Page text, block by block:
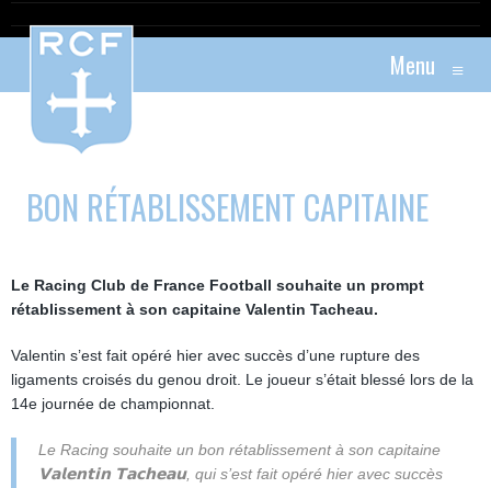
Menu ≡
BON RÉTABLISSEMENT CAPITAINE
Le Racing Club de France Football souhaite un prompt
rétablissement à son capitaine Valentin Tacheau.
Valentin s’est fait opéré hier avec succès d’une rupture des
ligaments croisés du genou droit. Le joueur s’était blessé lors de la
14e journée de championnat.
Le Racing souhaite un bon rétablissement à son capitaine
𝗩𝗮𝗹𝗲𝗻𝘁𝗶𝗻 𝗧𝗮𝗰𝗵𝗲𝗮𝘂, qui s’est fait opéré hier avec succès